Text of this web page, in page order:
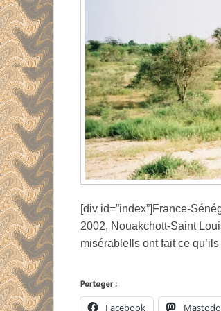
[div id=”index”]France-
2002, Nouakchott-Saint
misérableIls ont fait ce qu’ils
Partager :
Facebook